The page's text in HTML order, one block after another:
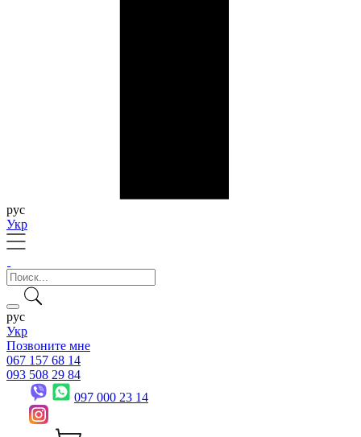
рус
Укр
рус
Укр
Позвоните мне
067 157 68 14
093 508 29 84
097 000 23 14